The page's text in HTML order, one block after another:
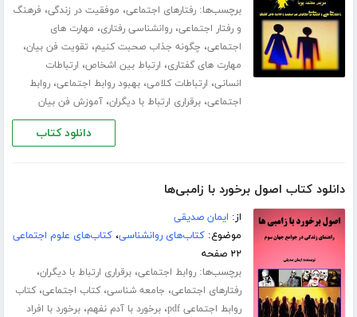
برچسب‌ها:رفتارهای اجتماعی، موفقیت در زندگی، فرهنگ
و رفتار اجتماعی،روانشناسی رفتاری، مهارت های
اجتماعی، چگونه جذاب صحبت کنیم، تقویت فن بیان،
مهارت های گفتاری، ارتباط بین اشخاص، ارتباطات
انسانی، ارتباطات کلامی،بهبود روابط اجتماعی،روابط
اجتماعی،برقراری ارتباط با دیگران،آموزش فن بیان
دانلود کتاب
دانلود کتاب اصول برخورد با زامبی‌ها
از: ایمان صدیقی
موضوع:کتاب‌های روانشناسی،کتاب‌های علوم اجتماعی
۲۲ صفحه
برچسب‌ها:روابط اجتماعی،برقراری ارتباط با دیگران،
رفتارهای اجتماعی، جامعه شناسی،کتاب اجتماعی،کتاب
روابط اجتماعی pdf
،برخورد با آدم نفهم،برخورد با افراد